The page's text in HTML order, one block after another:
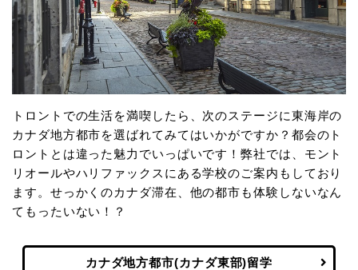
トロントでの生活を満喫したら、次のステージに東海岸の
カナダ地方都市を選ばれてみてはいかがですか？都会のト
ロントとは違った魅力でいっぱいです！弊社では、モント
リオールやハリファックスにある学校のご案内もしており
ます。せっかくのカナダ滞在、他の都市も体験しないなん
てもったいない！？
カナダ地方都市(カナダ東部)留学